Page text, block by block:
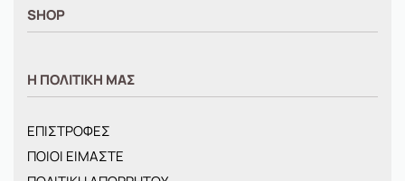
SHOP
ΓΥΝΑΙΚΕΙΑ
BRANDS
ΝΕΕΣ ΑΦΙΞΕΙΣ
Η ΠΟΛΙΤΙΚΗ ΜΑΣ
ΕΠΙΣΤΡΟΦΕΣ
ΠΟΙΟΙ ΕΙΜΑΣΤΕ